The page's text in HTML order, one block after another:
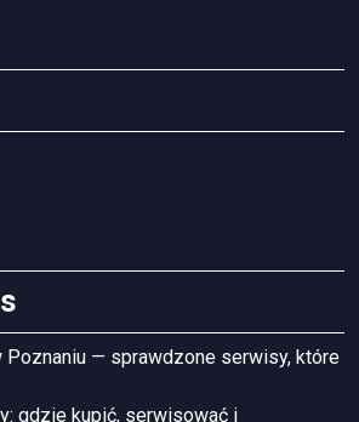
Poznaniu — sprawdzone serwisy, które
gdzie kupić, serwisować i